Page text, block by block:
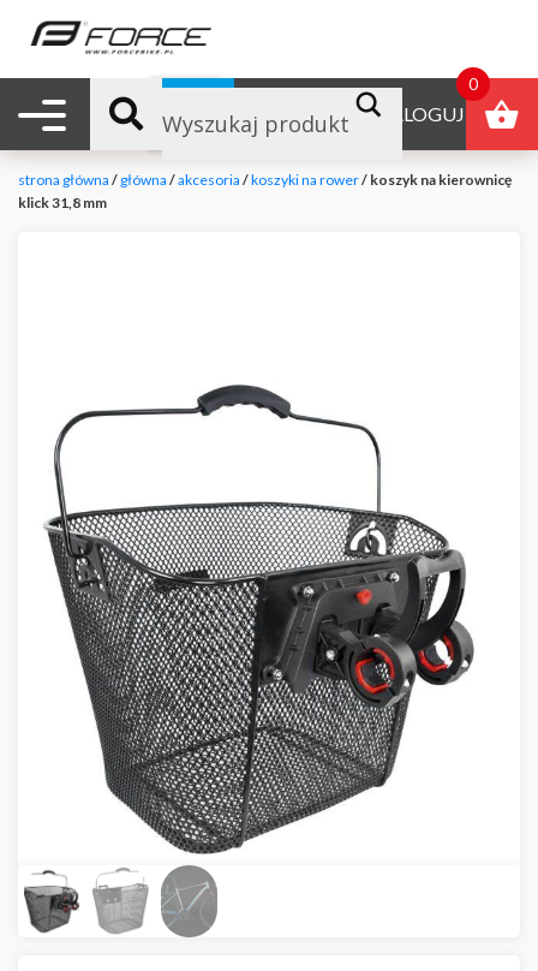
Nawigacja mobilna ZALOGUJ
B2B
strona główna / główna /akcesoria /koszyki na rower/ koszyk na kierownicę
klick 31,8 mm
0